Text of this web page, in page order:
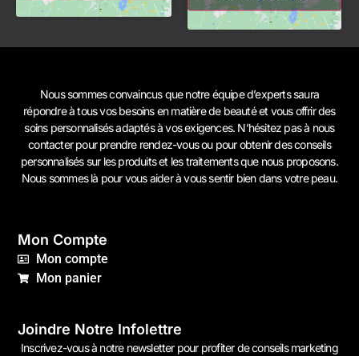
Nous sommes convaincus que notre équipe d’experts saura
répondre à tous vos besoins en matière de beauté et vous offrir des
soins personnalisés adaptés à vos exigences. N’hésitez pas à nous
contacterpour prendre rendez-vous ou pour obtenir des conseils
personnalisés sur les produits et les traitements que nous proposons.
Nous sommes là pour vous aider à vous sentir bien dans votre peau.
Mon Compte
Mon compte
Mon panier
Joindre Notre Infolettre
Inscrivez-vous à notre newsletter pour profiter de conseils marketing